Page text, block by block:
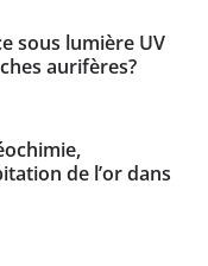
sous lumière UV
aurifères?
de l’or dans